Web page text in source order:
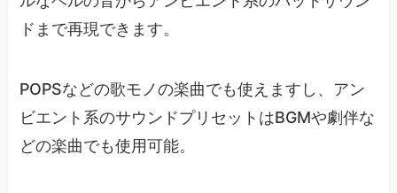
ドまで再現できます。
POPSなどの歌モノの楽曲でも使えますし、アン
ビエント系のサウンドプリセットはBGMや劇伴な
どの楽曲でも使用可能。